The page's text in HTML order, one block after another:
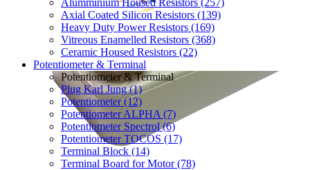
Alumminium Housed Resistors (257)
Axial Coated Silicon Resistors (139)
Heavy Duty Power Resistors (169)
Vitreous Enamelled Resistors (368)
Ceramic Housed Resistors (22)
Potentiometer & Terminal
Potentiometer & Terminal
Plug Karl Jung (1)
Potentiometer (12)
Potentiometer ALPHA (7)
Potentiometer Spectrol (6)
Potentiometer TOCOS (17)
Terminal Block (14)
Terminal Board for Motor (78)